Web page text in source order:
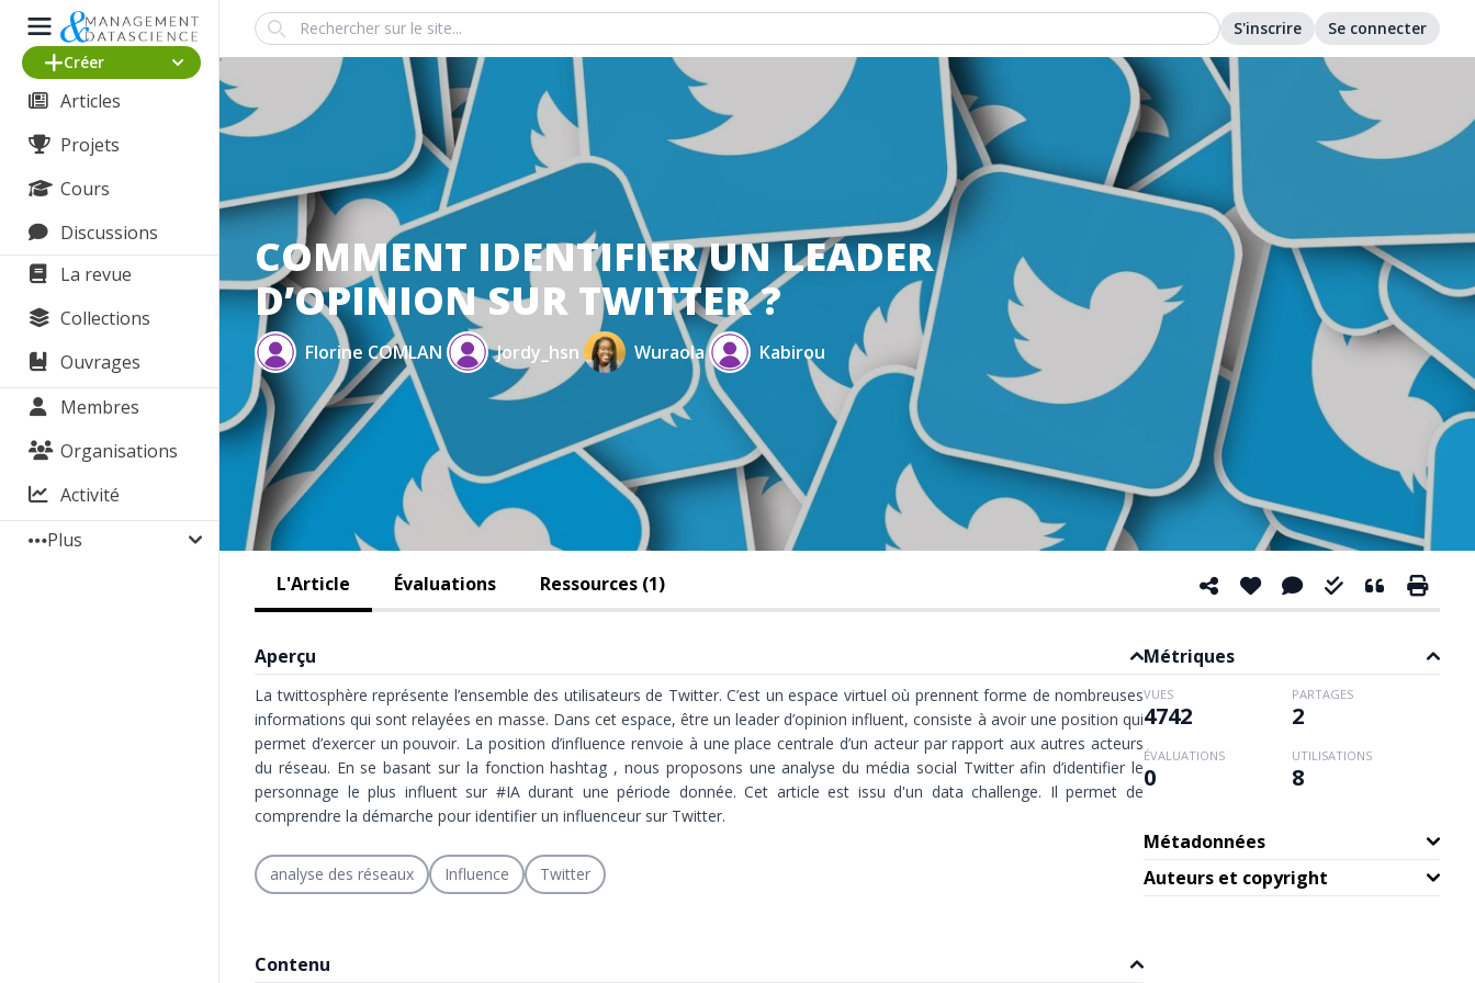
Créer
Articles
Projets
Cours
Discussions
La revue
Collections
Ouvrages
Membres
Organisations
Activité
Plus
Search S'inscrire Se connecter
COMMENT IDENTIFIER UN LEADER
D’OPINION SUR TWITTER ?
Florine COMLAN Jordy_hsn Wuraola Kabirou
L'Article Évaluations Ressources (1)
Aperçu
La twittosphère représente l’ensemble des utilisateurs de Twitter. C’est un espace virtuel où prennent forme de nombreuses
informations qui sont relayées en masse. Dans cet espace, être un leader d’opinion influent, consiste à avoir une position qui
permet d’exercer un pouvoir. La position d’influence renvoie à une place centrale d’un acteur par rapport aux autres acteurs
du réseau. En se basant sur la fonction hashtag , nous proposons une analyse du média social Twitter afin d’identifier le
personnage le plus influent sur #IA durant une période donnée. Cet article est issu d'un data challenge. Il permet de
comprendre la démarche pour identifier un influenceur sur Twitter.
analyse des réseaux Influence Twitter
Contenu
Métriques
VUES
4742
PARTAGES
2
ÉVALUATIONS
0
UTILISATIONS
8
Métadonnées
Auteurs et copyright